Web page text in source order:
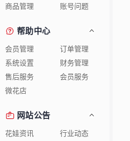
商品管理
账号问题
帮助中心
会员管理
订单管理
系统设置
财务管理
售后服务
会员服务
微花店
网站公告
花娃资讯
行业动态